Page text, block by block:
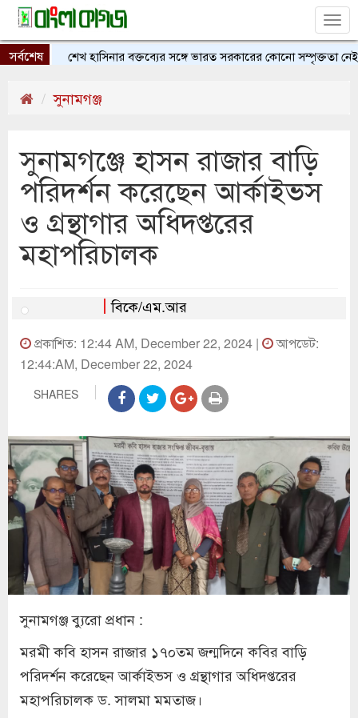
সর্বশেষ শেখ হাসিনার বক্তব্যের সঙ্গে ভারত সরকারের কোনো সম্পৃক্ততা নেই:
সুনামগঞ্জ
সুনামগঞ্জে হাসন রাজার বাড়ি
পরিদর্শন করেছেন আর্কাইভস
ও গ্রন্থাগার অধিদপ্তরের
মহাপরিচালক
বিকে/এম.আর
প্রকাশিত: 12:44 AM, December 22, 2024 |
আপডেট:
12:44:AM, December 22, 2024
SHARES
সুনামগঞ্জ ব্যুরো প্রধান :
মরমী কবি হাসন রাজার ১৭০তম জন্মদিনে কবির বাড়ি
পরিদর্শন করেছেন আর্কাইভস ও গ্রন্থাগার অধিদপ্তরের
মহাপরিচালক ড. সালমা মমতাজ।